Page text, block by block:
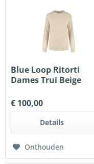
Blue Loop Ritorti
Dames Trui Beige
€ 100,00
Details
Onthouden